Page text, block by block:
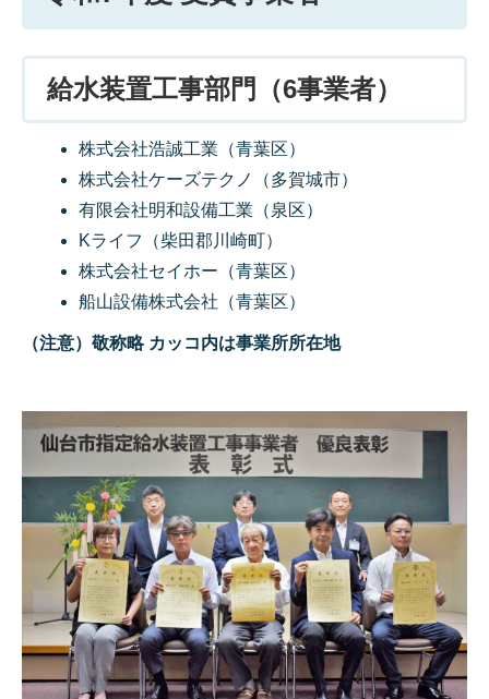
給水装置工事部門（6事業者）
株式会社浩誠工業（青葉区）
株式会社ケーズテクノ（多賀城市）
有限会社明和設備工業（泉区）
Kライフ（柴田郡川崎町）
株式会社セイホー（青葉区）
船山設備株式会社（青葉区）
（注意）敬称略 カッコ内は事業所所在地